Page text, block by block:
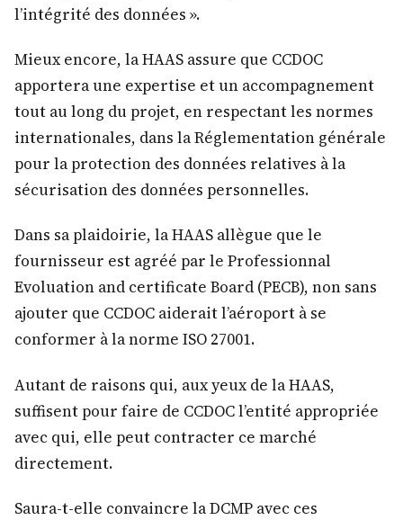
l’intégrité des données ».
Mieux encore, la HAAS assure que CCDOC
apportera une expertise et un accompagnement
tout au long du projet, en respectant les normes
internationales, dans la Réglementation générale
pour la protection des données relatives à la
sécurisation des données personnelles.
Dans sa plaidoirie, la HAAS allègue que le
fournisseur est agréé par le Professionnal
Evoluation and certificate Board (PECB), non sans
ajouter que CCDOC aiderait l’aéroport à se
conformer à la norme ISO 27001.
Autant de raisons qui, aux yeux de la HAAS,
suffisent pour faire de CCDOC l’entité appropriée
avec qui, elle peut contracter ce marché
directement.
Saura-t-elle convaincre la DCMP avec ces